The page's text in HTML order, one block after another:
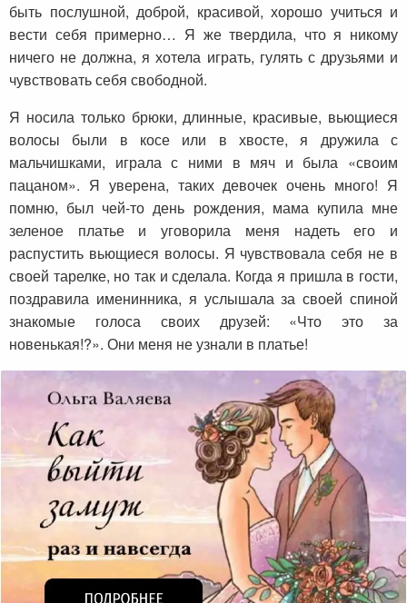
быть послушной, доброй, красивой, хорошо учиться и
вести себя примерно… Я же твердила, что я никому
ничего не должна, я хотела играть, гулять с друзьями и
чувствовать себя свободной.
Я носила только брюки, длинные, красивые, вьющиеся
волосы были в косе или в хвосте, я дружила с
мальчишками, играла с ними в мяч и была «своим
пацаном». Я уверена, таких девочек очень много! Я
помню, был чей-то день рождения, мама купила мне
зеленое платье и уговорила меня надеть его и
распустить вьющиеся волосы. Я чувствовала себя не в
своей тарелке, но так и сделала. Когда я пришла в гости,
поздравила именинника, я услышала за своей спиной
знакомые голоса своих друзей: «Что это за
новенькая!?». Они меня не узнали в платье!